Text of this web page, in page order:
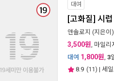
대여
[고화질] 시
앤솔로지 (지은이
3,500원, 마일리
대여 1,800원, 3
8.9 (11) | 세